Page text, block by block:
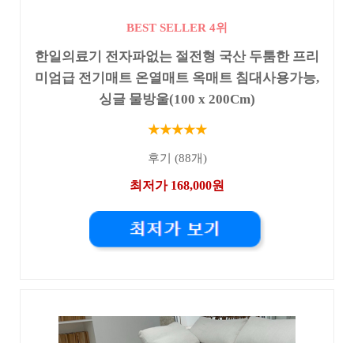
BEST SELLER 4위
한일의료기 전자파없는 절전형 국산 두툼한 프리
미엄급 전기매트 온열매트 옥매트 침대사용가능,
싱글 물방울(100 x 200Cm)
★★★★★
후기 (88개)
최저가 168,000원